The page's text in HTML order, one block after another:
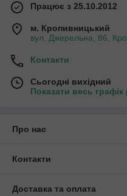
Працює з 25.10.2012
м. Кропивницький
вул. Джерельна, 86,
Контакти
Сьогодні вихідний
Показати весь графік
Про нас
Контакти
Доставка та оплата